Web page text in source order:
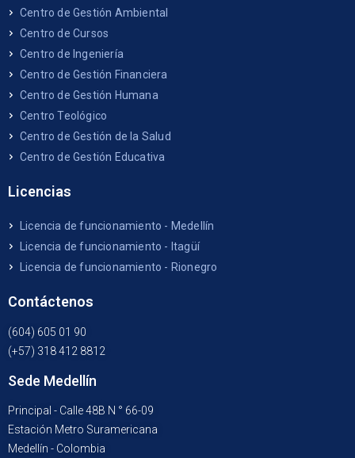
Centro de Gestión Ambiental
Centro de Cursos
Centro de Ingeniería
Centro de Gestión Financiera
Centro de Gestión Humana
Centro Teológico
Centro de Gestión de la Salud
Centro de Gestión Educativa
Licencias
Licencia de funcionamiento - Medellín
Licencia de funcionamiento - Itagüí
Licencia de funcionamiento - Rionegro
Contáctenos
(604) 605 01 90
(+57) 318 412 8812
Sede Medellín
Principal - Calle 48B N ° 66-09
Estación Metro Suramericana
Medellín - Colombia